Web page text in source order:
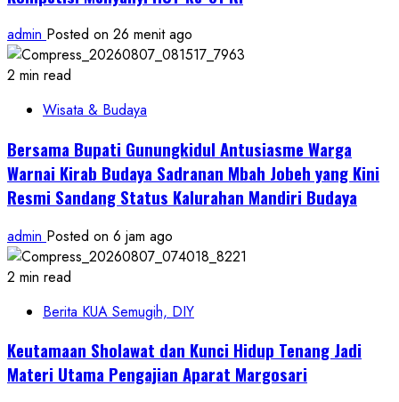
admin Posted on 26 menit ago
2 min read
Wisata & Budaya
Bersama Bupati Gunungkidul Antusiasme Warga
Warnai Kirab Budaya Sadranan Mbah Jobeh yang Kini
Resmi Sandang Status Kalurahan Mandiri Budaya
admin Posted on 6 jam ago
2 min read
Berita KUA Semugih, DIY
Keutamaan Sholawat dan Kunci Hidup Tenang Jadi
Materi Utama Pengajian Aparat Margosari